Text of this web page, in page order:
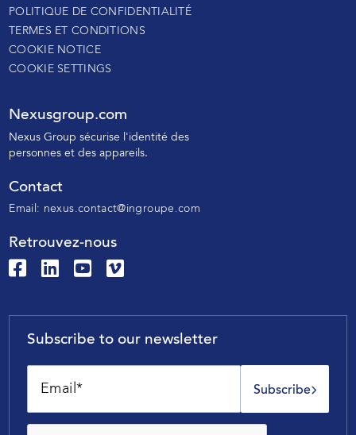
POLITIQUE DE CONFIDENTIALITÉ
TERMES ET CONDITIONS
COOKIE NOTICE
COOKIE SETTINGS
Nexusgroup.com
Nexus Group sécurise l'identité des
personneset des appareils.
Contact
Email: nexus.contact@ingroupe.com
Retrouvez-nous
Subscribe to our newsletter
Subscribe